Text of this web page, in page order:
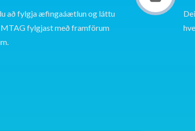
að fylgja æfingaáætlun og láttu
fylgjast með framförum